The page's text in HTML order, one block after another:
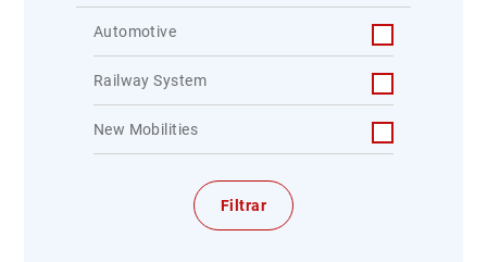
Automotive
Railway System
New Mobilities